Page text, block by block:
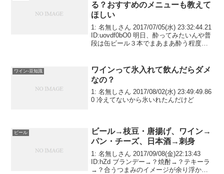
る？おすすめのメニューも教えて
ほしい
1: 名無しさん 2017/07/05(水) 23:32:44.21
ID:uovdf0bO0 明日、酔ってみたいんや普
段は缶ビール３本でまあまあ酔う程度オ
ワイン-豆知識
ワインって氷入れて飲んだらダメ
なの？
1: 名無しさん 2017/08/02(水) 23:49:49.86
0 冷えてないから氷いれたんだけど
ビール
ビール→枝豆・唐揚げ、ワイン→
パン・チーズ、日本酒→刺身
1: 名無しさん 2017/09/08(金)22:13:43
ID:hZd ブランデー→？焼酎→？テキーラ
→？合うつまみのイメージが余り浮かば